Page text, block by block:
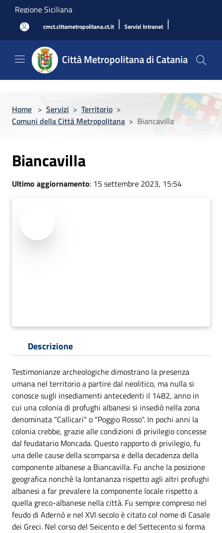
Salta al contenuto principale
Regione Siciliana
cmct.cittametropolitana.ct.it | Servizi Intranet |
Città Metropolitana di Catania
Home > Servizi > Territorio >
Comuni della Città Metropolitana > Biancavilla
Biancavilla
Ultimo aggiornamento: 15 settembre 2023, 15:54
Descrizione
Testimonianze archeologiche dimostrano la presenza
umana nel territorio a partire dal neolitico, ma nulla si
conosce sugli insediamenti antecedenti il 1482, anno in
cui una colonia di profughi albanesi si insediò nella zona
denominata "Callicari" o "Poggio Rosso". In pochi anni la
colonia crebbe, grazie alle condizioni di privilegio concesse
dal feudatario Moncada. Questo rapporto di privilegio, fu
una delle cause della scomparsa e della decadenza della
componente albanese a Biancavilla. Fu anche la posizione
geografica nonchè la lontananza rispetto agli altri profughi
albanesi a far prevalere la componente locale rispetto a
quella greco-albanese nella città. Fu sempre compreso nel
feudo di Adernò e nel XVI secolo è citato col nome di Casale
dei Greci. Nel corso del Seicento e del Settecento si forma